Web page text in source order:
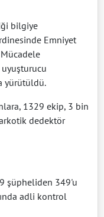
bilgiye
Emniyet
uyuşturucu
yürütüldü.
1329 ekip, 3 bin
dedektör
şüpheliden 349'u
adli kontrol